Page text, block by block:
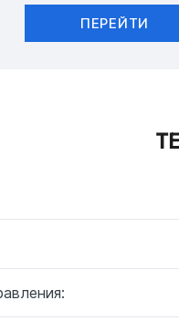
ПЕРЕЙТИ